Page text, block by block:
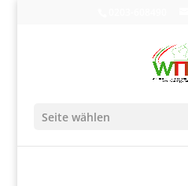
Seite wählen